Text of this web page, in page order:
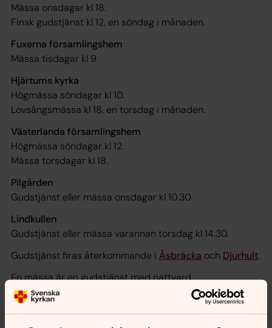
Mässa onsdagar kl 18.
Finsk gudstjänst kl 12, en söndag i månaden.
Fuxerna församlingshem
Mässa tisdagar kl 9
Hjärtums kyrka
Högmässa söndagar kl 10.
Lovsångsmässa kl 18, en torsdag i månaden.
Västerlanda församlingshem
Högmässa söndagar kl 12.
Mässa torsdagar kl 18.
Pilgården
Gudstjänst eller mässa onsdagar kl 10.30.
Lindkullen
Gudstjänst eller mässa varannan torsdag kl 14.30.
Gudstjänst firas återkommande i Åsbräcka och Djurhult.
En mässa är en gudstjänst med nattvard.
Med reservation för ändringar.